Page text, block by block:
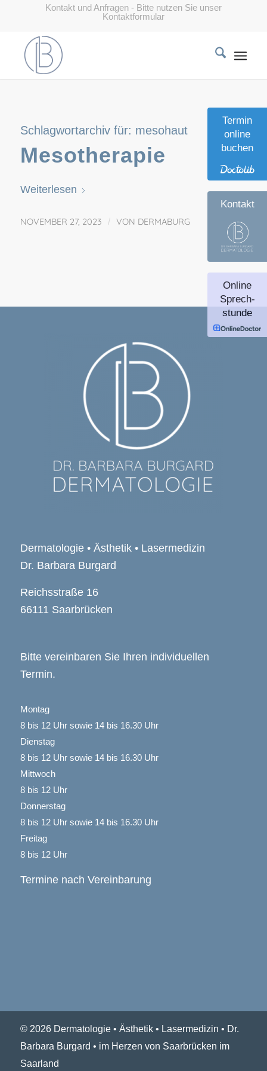
Kontakt und Anfragen - Bitte nutzen Sie unser
Kontaktformular
Schlagwortarchiv für: mesohaut
Mesotherapie
Weiterlesen
NOVEMBER 27, 2023 / VON DERMABURG
Dermatologie • Ästhetik • Lasermedizin
Dr. Barbara Burgard
Reichsstraße 16
66111 Saarbrücken
Bitte vereinbaren Sie Ihren individuellen
Termin.
Montag
8 bis 12 Uhr sowie 14 bis 16.30 Uhr
Dienstag
8 bis 12 Uhr sowie 14 bis 16.30 Uhr
Mittwoch
8 bis 12 Uhr
Donnerstag
8 bis 12 Uhr sowie 14 bis 16.30 Uhr
Freitag
8 bis 12 Uhr
Termine nach Vereinbarung
Termin
online
buchen
Kontakt
Online
Sprech-
stunde
© 2026 Dermatologie • Ästhetik • Lasermedizin • Dr.
Barbara Burgard • im Herzen von Saarbrücken im
Saarland